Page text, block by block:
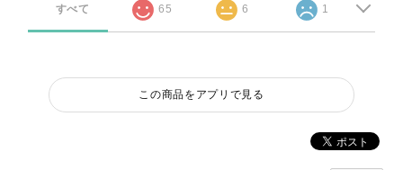
すべて 65 6 1
この商品をアプリで見る